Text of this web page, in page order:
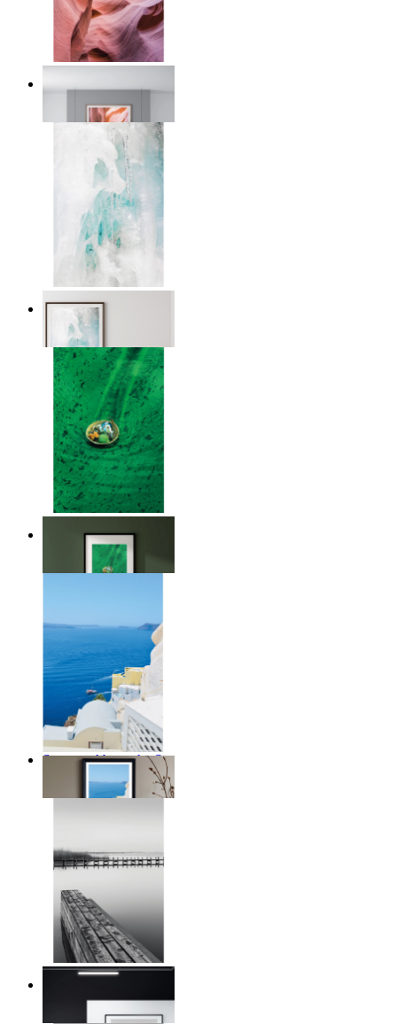
Desert Layers
14,95 €
Nordic Veil
14,95 €
Above the Green
14,95 €
Summer Above the Sea
14,95 €
14,95 €